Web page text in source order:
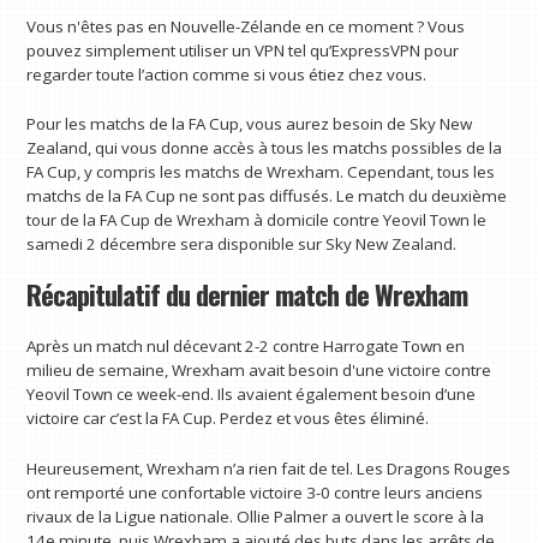
Vous n'êtes pas en Nouvelle-Zélande en ce moment ? Vous
pouvez simplement utiliser un VPN tel qu’ExpressVPN pour
regarder toute l’action comme si vous étiez chez vous.
Pour les matchs de la FA Cup, vous aurez besoin de Sky New
Zealand, qui vous donne accès à tous les matchs possibles de la
FA Cup, y compris les matchs de Wrexham. Cependant, tous les
matchs de la FA Cup ne sont pas diffusés. Le match du deuxième
tour de la FA Cup de Wrexham à domicile contre Yeovil Town le
samedi 2 décembre sera disponible sur Sky New Zealand.
Récapitulatif du dernier match de Wrexham
Après un match nul décevant 2-2 contre Harrogate Town en
milieu de semaine, Wrexham avait besoin d'une victoire contre
Yeovil Town ce week-end. Ils avaient également besoin d’une
victoire car c’est la FA Cup. Perdez et vous êtes éliminé.
Heureusement, Wrexham n’a rien fait de tel. Les Dragons Rouges
ont remporté une confortable victoire 3-0 contre leurs anciens
rivaux de la Ligue nationale. Ollie Palmer a ouvert le score à la